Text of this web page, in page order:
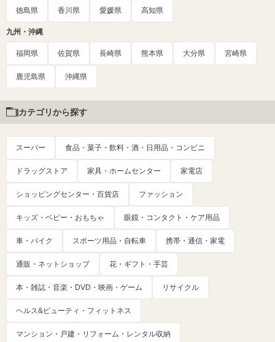
徳島県 香川県 愛媛県 高知県
九州・沖縄
福岡県 佐賀県 長崎県 熊本県 大分県 宮崎県
鹿児島県 沖縄県
カテゴリから探す
スーパー 食品・菓子・飲料・酒・日用品・コンビニ
ドラッグストア 家具・ホームセンター 家電店
ショッピングセンター・百貨店 ファッション
キッズ・ベビー・おもちゃ 眼鏡・コンタクト・ケア用品
車・バイク スポーツ用品・自転車 携帯・通信・家電
通販・ネットショップ 花・ギフト・手芸
本・雑誌・音楽・DVD・映画・ゲーム リサイクル
ヘルス&ビューティ・フィットネス
マンション・戸建・リフォーム・レンタル収納